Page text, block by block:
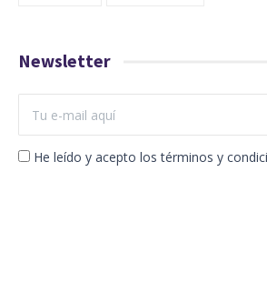
Newsletter
He leído y acepto los términos y